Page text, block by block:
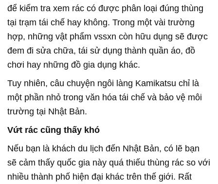
để kiểm tra xem rác có được phân loại đúng thùng
tại trạm tái chế hay không. Trong một vài trường
hợp, những vật phẩm vssxn còn hữu dụng sẽ được
đem đi sửa chữa, tái sử dụng thành quần áo, đồ
chơi hay những đồ gia dụng khác.
Tuy nhiên, câu chuyện ngôi làng Kamikatsu chỉ là
một phần nhỏ trong văn hóa tái chế và bảo vệ môi
trường tại Nhật Bản.
Vứt rác cũng thấy khó
Nếu bạn là khách du lịch đến Nhật Bản, có lẽ bạn
sẽ cảm thấy quốc gia này quá thiếu thùng rác so với
nhiều thành phố hiện đại khác trên thế giới. Rất